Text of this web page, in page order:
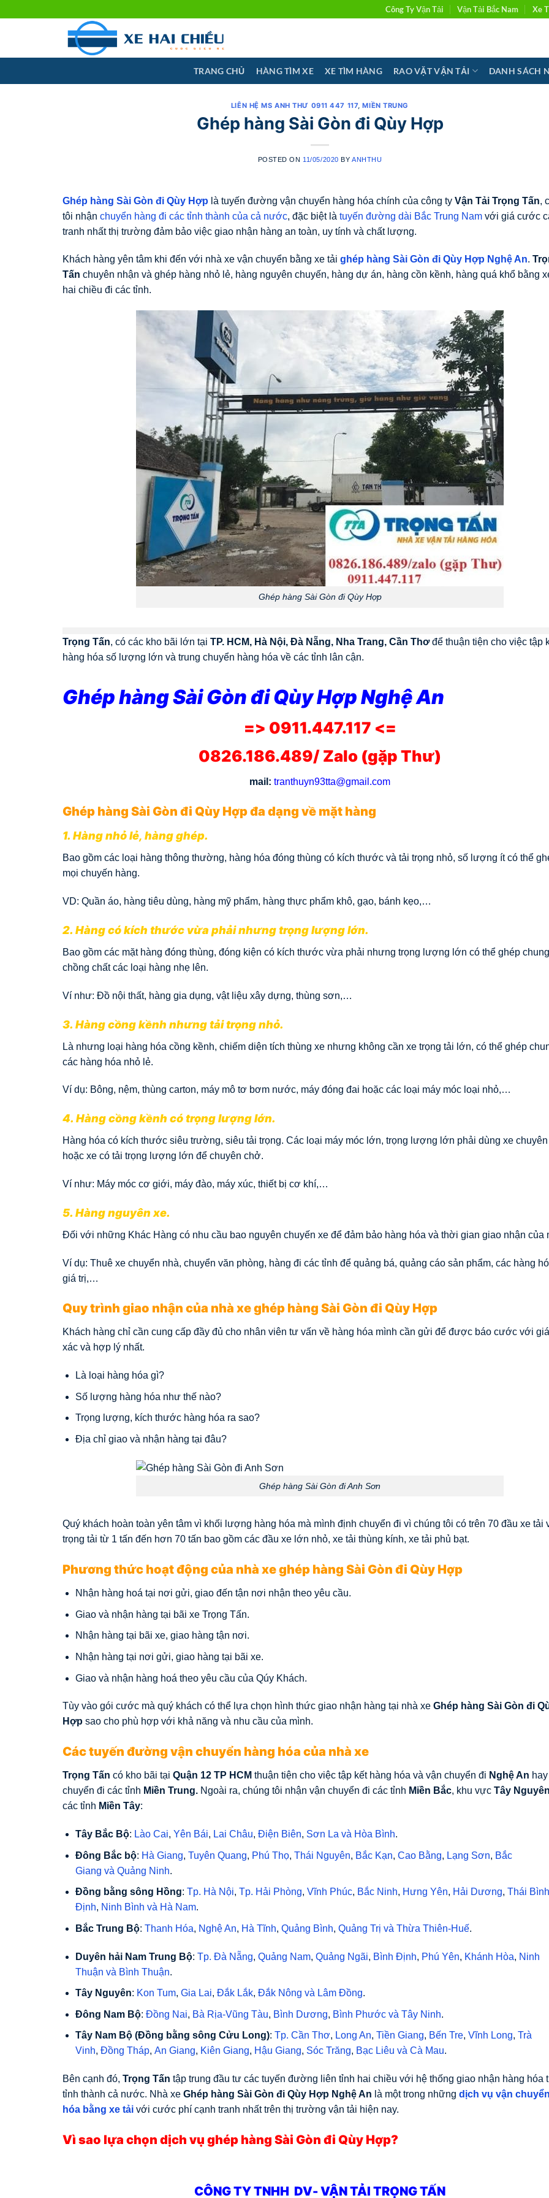
Công Ty Vận Tải Vận Tải Bắc Nam Xe
TRANG CHỦ HÀNG TÌM XE XE TÌM HÀNG RAO VẶT VẬN TẢI DANH SÁCH
LIÊN HỆ MS ANH THƯ 0911 447 117,MIỀN TRUNG
Ghép hàng Sài Gòn đi Qùy Hợp
POSTED ON 11/05/2020 BYANHTHU
Ghép hàng Sài Gòn đi Qùy Hợp là tuyến đường vận chuyển hàng hóa chính của công ty Vận Tải Trọng Tấn,
tôi nhận chuyển hàng đi các tỉnh thành của cả nước, đặc biệt là tuyến đường dài Bắc Trung Nam với giá cước
tranh nhất thị trường đảm bảo việc giao nhận hàng an toàn, uy tính và chất lượng.
Khách hàng yên tâm khi đến với nhà xe vận chuyển bằng xe tải ghép hàng Sài Gòn đi Qùy Hợp Nghệ An.
Tấn chuyên nhận và ghép hàng nhỏ lẻ, hàng nguyên chuyến, hàng dự án, hàng cồn kềnh, hàng quá khổ bằng
hai chiều đi các tỉnh.
Ghép hàng Sài Gòn đi Qùy Hợp
Trọng Tấn, có các kho bãi lớn tại TP. HCM, Hà Nội, Đà Nẵng, Nha Trang, Cần Thơđể thuận tiện cho việc tập
hàng hóa số lượng lớn và trung chuyển hàng hóa về các tỉnh lân cận.
Ghép hàng Sài Gòn đi Qùy Hợp Nghệ An
=> 0911.447.117 <=
0826.186.489/ Zalo (gặp Thư)
mail: tranthuyn93tta@gmail.com
Ghép hàng Sài Gòn đi Qùy Hợp đa dạng về mặt hàng
1. Hàng nhỏ lẻ, hàng ghép.
Bao gồm các loại hàng thông thường, hàng hóa đóng thùng có kích thước và tải trọng nhỏ, số lượng ít có thể
mọi chuyến hàng.
VD: Quần áo, hàng tiêu dùng, hàng mỹ phẩm, hàng thực phẩm khô, gạo, bánh kẹo,…
2. Hàng có kích thước vừa phải nhưng trọng lượng lớn.
Bao gồm các mặt hàng đóng thùng, đóng kiện có kích thước vừa phải nhưng trọng lượng lớn có thể ghép
chồng chất các loại hàng nhẹ lên.
Ví như: Đồ nội thất, hàng gia dụng, vật liệu xây dựng, thùng sơn,…
3. Hàng cồng kềnh nhưng tải trọng nhỏ.
Là nhưng loại hàng hóa cồng kềnh, chiếm diện tích thùng xe nhưng không cần xe trọng tải lớn, có thể ghép
các hàng hóa nhỏ lẻ.
Ví dụ: Bông, nệm, thùng carton, máy mô tơ bơm nước, máy đóng đai hoặc các loại máy móc loại nhỏ,…
4. Hàng cồng kềnh có trọng lượng lớn.
Hàng hóa có kích thước siêu trường, siêu tải trọng. Các loại máy móc lớn, trọng lượng lớn phải dùng xe
hoặc xe có tải trọng lượng lớn để chuyên chở.
Ví như: Máy móc cơ giới, máy đào, máy xúc, thiết bị cơ khí,…
5. Hàng nguyên xe.
Đối với những Khác Hàng có nhu cầu bao nguyên chuyến xe để đảm bảo hàng hóa và thời gian giao nhận của
Ví dụ: Thuê xe chuyển nhà, chuyển văn phòng, hàng đi các tỉnh để quảng bá, quảng cáo sản phẩm, các hàng
giá trị,…
Quy trình giao nhận của nhà xe ghép hàng Sài Gòn đi Qùy Hợp
Khách hàng chỉ cần cung cấp đầy đủ cho nhân viên tư vấn về hàng hóa mình cần gửi để được báo cước với
xác và hợp lý nhất.
Là loại hàng hóa gì?
Số lượng hàng hóa như thế nào?
Trọng lượng, kích thước hàng hóa ra sao?
Địa chỉ giao và nhận hàng tại đâu?
Ghép hàng Sài Gòn đi Anh Sơn
Quý khách hoàn toàn yên tâm vì khối lượng hàng hóa mà mình định chuyển đi vì chúng tôi có trên 70 đầu xe tải
trọng tải từ 1 tấn đến hơn 70 tấn bao gồm các đầu xe lớn nhỏ, xe tải thùng kính, xe tải phủ bạt.
Phương thức hoạt động của nhà xe ghép hàng Sài Gòn đi Qùy Hợp
Nhận hàng hoá tại nơi gửi, giao đến tận nơi nhận theo yêu cầu.
Giao và nhận hàng tại bãi xe Trọng Tấn.
Nhận hàng tại bãi xe, giao hàng tận nơi.
Nhận hàng tại nơi gửi, giao hàng tại bãi xe.
Giao và nhận hàng hoá theo yêu cầu của Qúy Khách.
Tùy vào gói cước mà quý khách có thể lựa chọn hình thức giao nhận hàng tại nhà xe Ghép hàng Sài Gòn đi
Hợp sao cho phù hợp với khả năng và nhu cầu của mình.
Các tuyến đường vận chuyển hàng hóa của nhà xe
Trọng Tấn có kho bãi tại Quận 12 TP HCM thuận tiện cho việc tập kết hàng hóa và vận chuyển đi Nghệ An
chuyển đi các tỉnh Miền Trung. Ngoài ra, chúng tôi nhận vận chuyển đi các tỉnh Miền Bắc, khu vực Tây
các tỉnh Miền Tây:
Tây Bắc Bộ: Lào Cai, Yên Bái, Lai Châu, Điện Biên, Sơn La và Hòa Bình.
Đông Bắc bộ: Hà Giang, Tuyên Quang, Phú Thọ, Thái Nguyên, Bắc Kạn, Cao Bằng, Lạng Sơn, Bắc
Giang và Quảng Ninh.
Đồng bằng sông Hồng: Tp. Hà Nội, Tp. Hải Phòng, Vĩnh Phúc, Bắc Ninh, Hưng Yên, Hải Dương, Thái Bình
Định, Ninh Bình và Hà Nam.
Bắc Trung Bộ: Thanh Hóa, Nghệ An, Hà Tĩnh, Quảng Bình, Quảng Trị và Thừa Thiên-Huế.
Duyên hải Nam Trung Bộ: Tp. Đà Nẵng, Quảng Nam, Quảng Ngãi, Bình Định, Phú Yên, Khánh Hòa, Ninh
Thuận và Bình Thuận.
Tây Nguyên: Kon Tum, Gia Lai, Đắk Lắk, Đắk Nông và Lâm Đồng.
Đông Nam Bộ: Đồng Nai, Bà Rịa-Vũng Tàu, Bình Dương, Bình Phước và Tây Ninh.
Tây Nam Bộ (Đồng bằng sông Cửu Long): Tp. Cần Thơ, Long An, Tiền Giang, Bến Tre, Vĩnh Long, Trà
Vinh, Đồng Tháp, An Giang, Kiên Giang, Hậu Giang, Sóc Trăng, Bạc Liêu và Cà Mau.
Bên cạnh đó, Trọng Tấn tập trung đầu tư các tuyến đường liên tỉnh hai chiều với hệ thống giao nhận hàng hóa
tỉnh thành cả nước. Nhà xe Ghép hàng Sài Gòn đi Qùy Hợp Nghệ An là một trong những dịch vụ vận
hóa bằng xe tải với cước phí cạnh tranh nhất trên thị trường vận tải hiện nay.
Vì sao lựa chọn dịch vụ ghép hàng Sài Gòn đi Qùy Hợp?
CÔNG TY TNHH DV- VẬN TẢI TRỌNG TẤN